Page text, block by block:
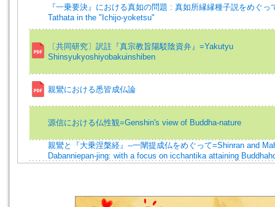
『一乗要決』における真如の問題 : 真如所縁縁種子説をめぐっ
Tathata in the "Ichijo-yoketsu"
〔共同研究〕訳註『真宗教旨陽駁陰資弁』=Yakutyu
Shinsyukyoshiyobakuinshiben
親鸞における悉皆成仏論
源信における仏性観=Genshin's view of Buddha-nature
親鸞と『大乗涅槃経』--一闡提成仏をめぐって=Shinran and
Dabanniepan-jing: with a focus on icchantika attaining